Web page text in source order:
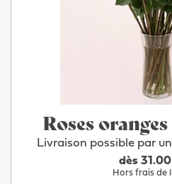
Roses
Livraison possible par
dès
Hors frais de